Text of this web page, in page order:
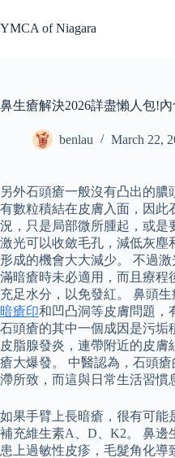
to
content
YMCA of Niagara
鼻生瘡解決2026詳盡懶人包!
benlau March 22,
另外石頭瘡一般沒有凸出的膿
有數粒積結在皮膚入面，因此
況，只是局部微所腫起，或是
激光可以收斂毛孔，減低灰塵
形成的機會大大減少。 不過
滿暗瘡時未必適用，而且療程
充足水分，以免發紅。 鼻頭
暗瘡印和凹凸洞等皮膚問題，
石頭瘡的其中一個成因是污垢
皮脂腺發炎，連帶附近的皮
瘡大爆發。 中醫認為，石頭
滯所致，而這與日常生活習慣
如果手臂上長暗瘡，很有可能
補充維生素A、D、K2。 鼻邊
患上過敏性皮疹，毛髮角化導